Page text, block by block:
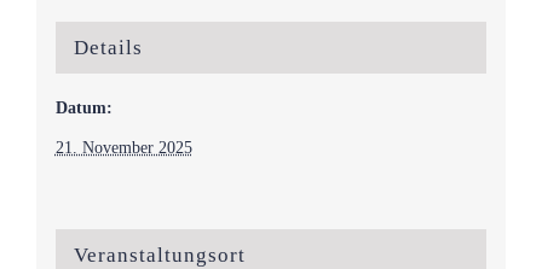
Details
Datum:
21. November 2025
Veranstaltungsort